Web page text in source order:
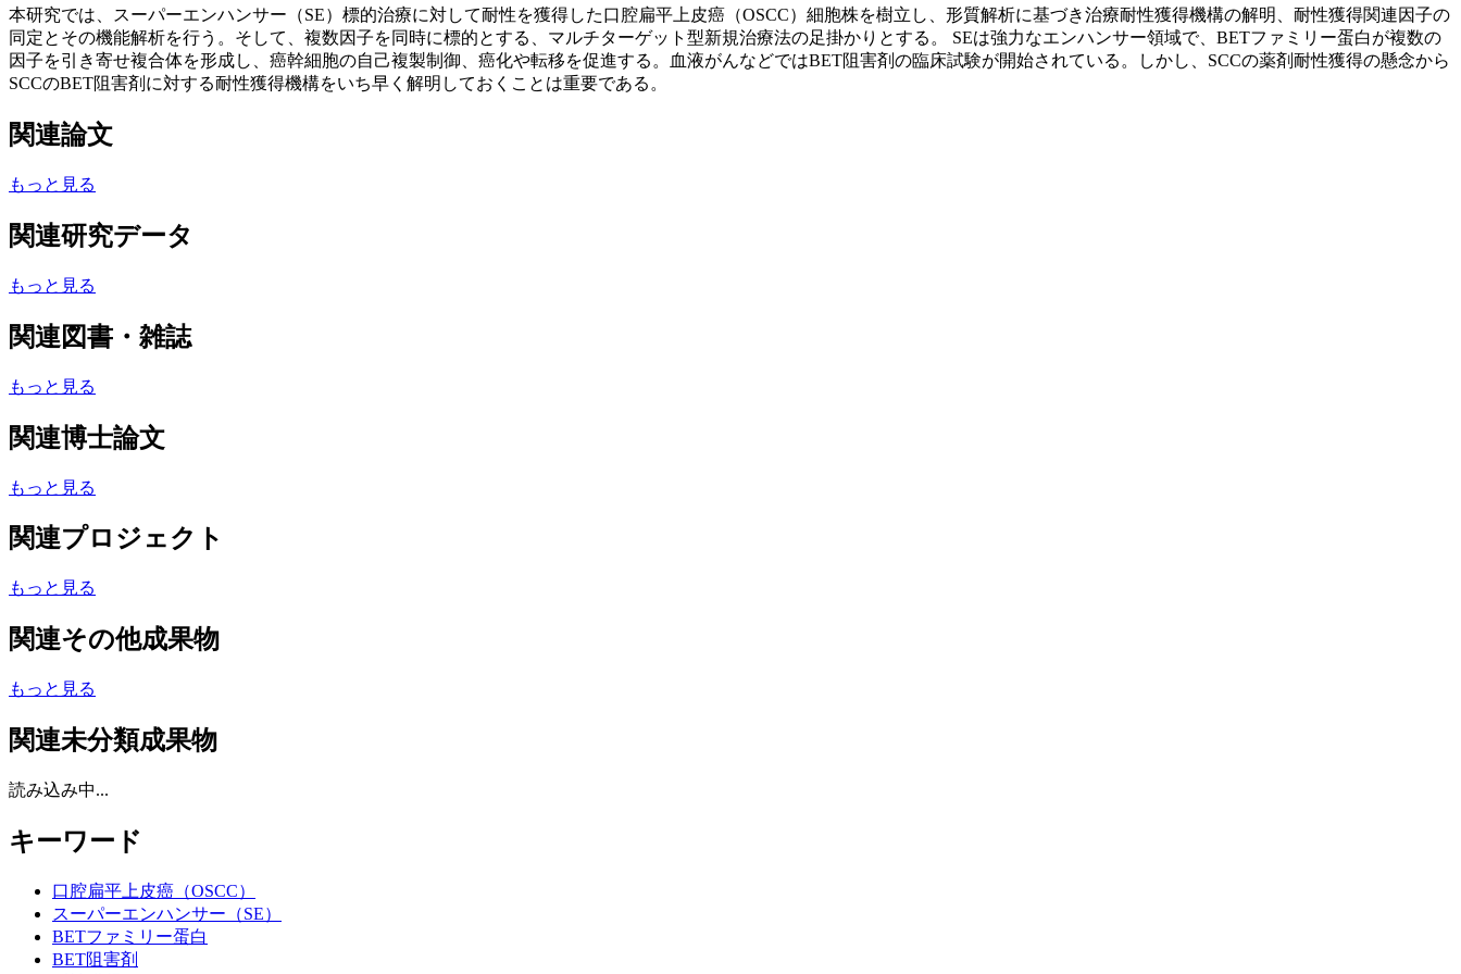
本研究では、スーパーエンハンサー（SE）標的治療に対して耐性を獲得した口腔扁平上皮癌（OSCC）細胞株を樹立し、形質解析に基づき治療耐性獲得機構の解明、耐性獲得関連因子の
同定とその機能解析を行う。そして、複数因子を同時に標的とする、マルチターゲット型新規治療法の足掛かりとする。 SEは強力なエンハンサー領域で、BETファミリー蛋白が複数の
因子を引き寄せ複合体を形成し、癌幹細胞の自己複製制御、癌化や転移を促進する。血液がんなどではBET阻害剤の臨床試験が開始されている。しかし、SCCの薬剤耐性獲得の懸念から
SCCのBET阻害剤に対する耐性獲得機構をいち早く解明しておくことは重要である。
関連論文
もっと見る
関連研究データ
もっと見る
関連図書・雑誌
もっと見る
関連博士論文
もっと見る
関連プロジェクト
もっと見る
関連その他成果物
もっと見る
関連未分類成果物
読み込み中...
キーワード
口腔扁平上皮癌（OSCC）
スーパーエンハンサー（SE）
BETファミリー蛋白
BET阻害剤